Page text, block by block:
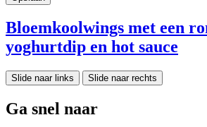
Bloemkoolwings met een
yoghurtdip en hot sauce
Slide naar links Slide naar rechts
Ga snel naar